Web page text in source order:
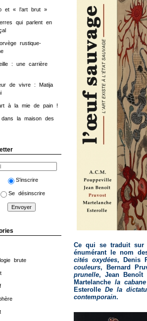
et « l’art brut »
qui parlent en
rustique-
: une carrière
de vivre : Matija
à la mie de pain !
dans la maison des
S'inscrire
Se désinscrire
brute
Ce qui se traduit sur
énumérant le nom
cités oxydées, Denis
couleurs, Bernard
prunelle, Jean Benoît
Martelanche la
Esterolle De la
contemporain.